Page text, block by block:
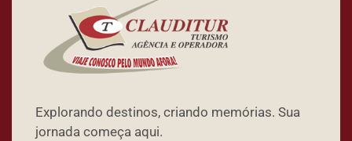
Explorando destinos, criando memórias. Sua
jornada começa aqui.